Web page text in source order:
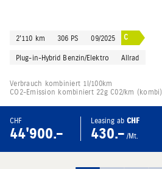
2'110 km 306 PS 09/2025 C
Plug-in-Hybrid Benzin/Elektro Allrad
Verbrauch kombiniert 1l/100km
CO2-Emission kombiniert 22g C02/km (kombi)
CHF
44'900.–
Leasing ab CHF
430.– /Mt.